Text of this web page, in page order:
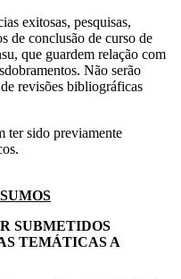
exitosas, pesquisas,
de conclusão de curso de
que guardem relação com
Não serão
revisões bibliográficas
ter sido previamente
SUBMETIDOS
TEMÁTICAS A